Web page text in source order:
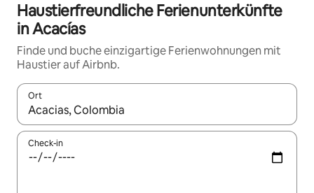
Haustierfreundliche Ferienunterkünfte
in Acacías
Finde und buche einzigartige Ferienwohnungen mit
Haustier auf Airbnb.
Ort
Wenn Ergebnisse verfügbar sind, navigiere mit den
Check-in